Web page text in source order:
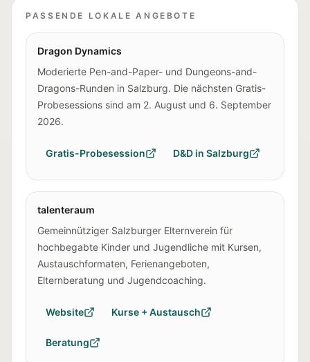
PASSENDE LOKALE ANGEBOTE
Dragon Dynamics
Moderierte Pen-and-Paper- und Dungeons-and-
Dragons-Runden in Salzburg. Die nächsten Gratis-
Probesessions sind am 2. August und 6. September
2026.
Gratis-Probesession D&D in Salzburg
talenteraum
Gemeinnütziger Salzburger Elternverein für
hochbegabte Kinder und Jugendliche mit Kursen,
Austauschformaten, Ferienangeboten,
Elternberatung und Jugendcoaching.
Website Kurse + Austausch
Beratung